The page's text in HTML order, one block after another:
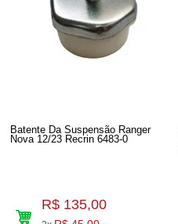
Batente Da Suspensão Ranger
Nova 12/23 Recrin 6483-0
R$ 135,00